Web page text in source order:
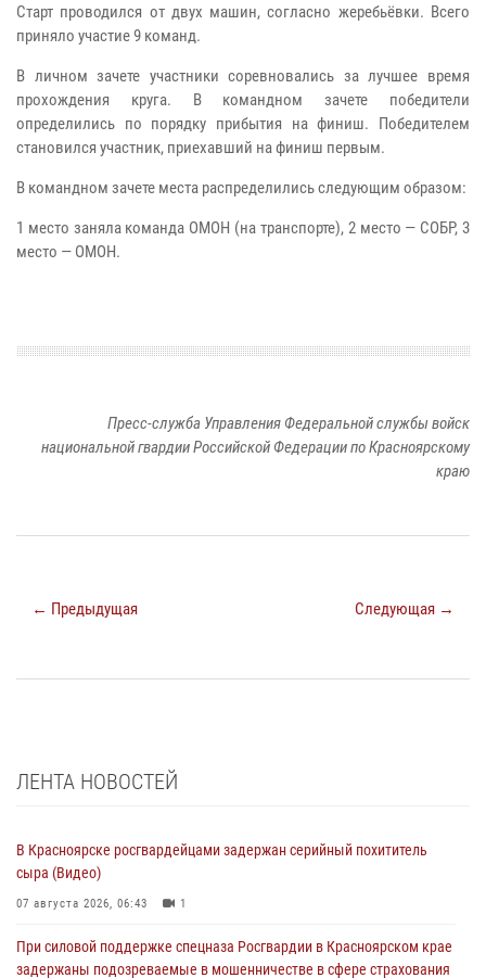
Старт проводился от двух машин, согласно жеребьёвки. Всего
приняло участие 9 команд.
В личном зачете участники соревновались за лучшее время
прохождения круга. В командном зачете победители
определились по порядку прибытия на финиш. Победителем
становился участник, приехавший на финиш первым.
В командном зачете места распределились следующим образом:
1 место заняла команда ОМОН (на транспорте), 2 место — СОБР, 3
место — ОМОН.
Пресс-служба Управления Федеральной службы войск
национальной гвардии Российской Федерации по Красноярскому
краю
← Предыдущая Следующая →
ЛЕНТА НОВОСТЕЙ
В Красноярске росгвардейцами задержан серийный похититель
сыра (Видео)
07 августа 2026, 06:43 1
При силовой поддержке спецназа Росгвардии в Красноярском крае
задержаны подозреваемые в мошенничестве в сфере страхования